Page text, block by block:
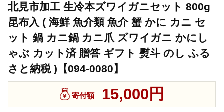
北見市加工 生冷本ズワイガニセット 800g
昆布入 ( 海鮮 魚介類 魚介 蟹 かに カニ セ
ット 鍋 カニ鍋 カニ爪 ズワイガニ かにし
ゃぶ カット済 贈答 ギフト 熨斗 のし ふる
さと納税 )【094-0080】
寄付額 15,000円